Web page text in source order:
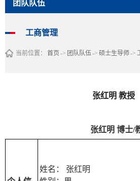
团队队伍
工商管理
当前位置： 首页 -> 团队队伍-> 硕士生导师 ->
张红明 教授
张红明 博士/
姓名： 张红明